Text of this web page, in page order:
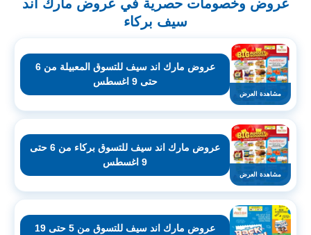
عروض وخصومات حصرية في عروض مارك اند
سيف بركاء
مشاهدة العرض
عروض مارك اند سيف للتسوق المعبيلة من 6
حتى 9 اغسطس
مشاهدة العرض
عروض مارك اند سيف للتسوق بركاء من 6 حتى
9 اغسطس
عروض مارك اند سيف للتسوق من 5 حتى 19